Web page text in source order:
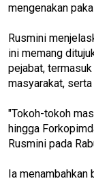
mengenakan
Rusmini
ini memang
pejabat,
masyarakat,
"Tokoh-tokoh
hingga
Rusmini pada
Ia menambahkan